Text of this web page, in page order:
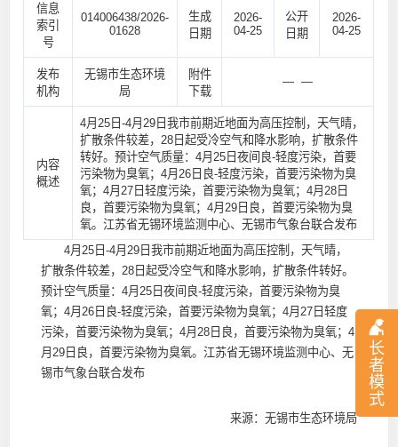
长
者
模
式
信息
索引
号
014006438/2026-
01628
生成
日期
2026-
04-25
公开
日期
2026-
04-25
发布
机构
无锡市生态环境
局
附件
下载
— —
内容
概述
4月25日-4月29日我市前期近地面为高压控制，天气晴，
扩散条件较差，28日起受冷空气和降水影响，扩散条件
转好。预计空气质量：4月25日夜间良-轻度污染，首要
污染物为臭氧；4月26日良-轻度污染，首要污染物为臭
氧；4月27日轻度污染，首要污染物为臭氧；4月28日
良，首要污染物为臭氧；4月29日良，首要污染物为臭
氧。江苏省无锡环境监测中心、无锡市气象台联合发布
4月25日-4月29日我市前期近地面为高压控制，天气晴，
扩散条件较差，28日起受冷空气和降水影响，扩散条件转好。
预计空气质量：4月25日夜间良-轻度污染，首要污染物为臭
氧；4月26日良-轻度污染，首要污染物为臭氧；4月27日轻度
污染，首要污染物为臭氧；4月28日良，首要污染物为臭氧；4
月29日良，首要污染物为臭氧。江苏省无锡环境监测中心、无
锡市气象台联合发布
来源：无锡市生态环境局